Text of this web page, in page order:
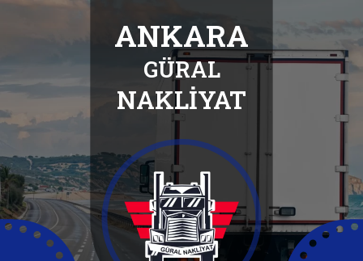
HAKKIMIZDA
HİZMETLERİMİZ
İLETİŞİM
FABRİKA
ANKARA
GÜRAL
NAKLİYAT